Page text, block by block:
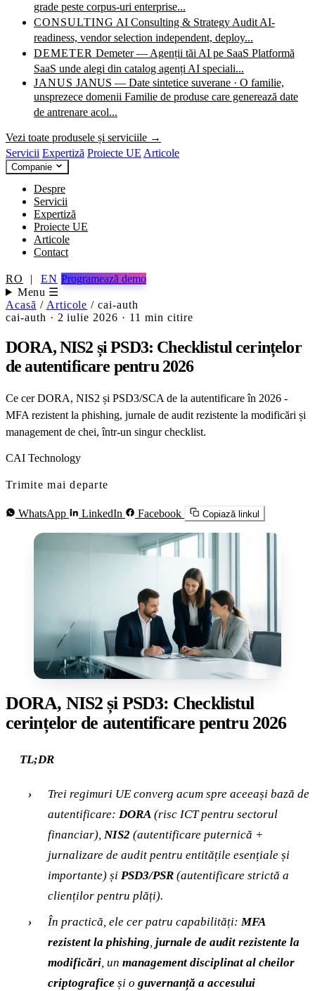
grade peste corpus-uri enterprise...
CONSULTING AI Consulting & Strategy Audit AI-
readiness, vendor selection independent, deploy...
DEMETER Demeter — Agenții tăi AI pe SaaS Platformă
SaaS unde alegi din catalog agenți AI speciali...
JANUS JANUS — Date sintetice suverane · O familie,
unsprezece domenii Familie de produse care generează date
de antrenare acol...
Vezi toate produsele și serviciile →
Servicii Expertiză Proiecte UE Articole
Companie
Despre
Servicii
Expertiză
Proiecte UE
Articole
Contact
RO | EN Programează demo
Menu ☰
Acasă / Articole / cai-auth
cai-auth · 2 iulie 2026 · 11 min citire
DORA, NIS2 și PSD3: Checklistul cerințelor
de autentificare pentru 2026
Ce cer DORA, NIS2 și PSD3/SCA de la autentificare în 2026 -
MFA rezistent la phishing, jurnale de audit rezistente la modificări și
management de chei, într-un singur checklist.
CAI Technology
Trimite mai departe
WhatsApp LinkedIn Facebook Copiază linkul
DORA, NIS2 și PSD3: Checklistul
cerințelor de autentificare pentru 2026
TL;DR
Trei regimuri UE converg acum spre aceeași bază de
autentificare: DORA (risc ICT pentru sectorul
financiar), NIS2 (autentificare puternică +
jurnalizare de audit pentru entitățile esențiale și
importante) și PSD3/PSR (autentificare strictă a
clienților pentru plăți).
În practică, ele cer patru capabilități:MFA
rezistent la phishing, jurnale de audit rezistente la
modificări, un management disciplinat al cheilor
criptografice și o guvernanță a accesului